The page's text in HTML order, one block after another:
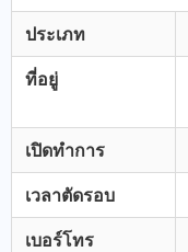
ประเภท
ที่อยู่
เปิดทำการ
เวลาตัดรอบ
เบอร์โทร